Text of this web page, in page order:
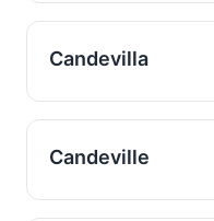
Candevilla
Candeville